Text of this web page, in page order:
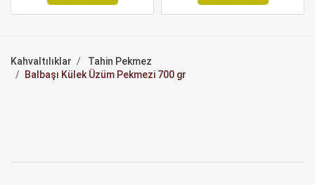
Kahvaltılıklar
Tahin Pekmez
Balbaşı Külek Üzüm Pekmezi 700 gr